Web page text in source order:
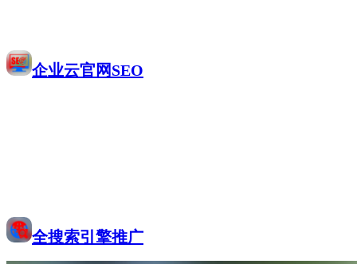
企业云官网SEO
全搜索引擎推广